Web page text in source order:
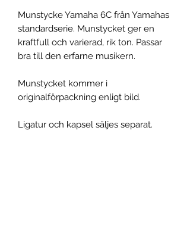
Munstycke Yamaha 6C från Yamahas
standardserie. Munstycket ger en
kraftfull och varierad, rik ton. Passar
bra till den erfarne musikern.
Munstycket kommer i
originalförpackning enligt bild.
Ligatur och kapsel säljes separat.